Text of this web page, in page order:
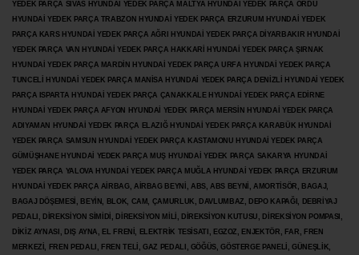
YEDEK PARÇA SİVAS HYUNDAİ YEDEK PARÇA MALTYA HYUNDAİ YEDEK PARÇA ORDU
HYUNDAİ YEDEK PARÇA TRABZON HYUNDAİ YEDEK PARÇA ERZURUM HYUNDAİ YEDEK
PARÇA KARS HYUNDAİ YEDEK PARÇA AĞRI HYUNDAİ YEDEK PARÇA DİYARBAKIR HYUNDAİ
YEDEK PARÇA VAN HYUNDAİ YEDEK PARÇA HAKKARİ HYUNDAİ YEDEK PARÇA ŞIRNAK
HYUNDAİ YEDEK PARÇA MARDİN HYUNDAİ YEDEK PARÇA URFA HYUNDAİ YEDEK PARÇA
TUNCELİ HYUNDAİ YEDEK PARÇA MANİSA HYUNDAİ YEDEK PARÇA DENİZLİ HYUNDAİ YEDEK
PARÇA ISPARTA HYUNDAİ YEDEK PARÇA ÇANAKKALE HYUNDAİ YEDEK PARÇA EDİRNE
HYUNDAİ YEDEK PARÇA AFYON HYUNDAİ YEDEK PARÇA MERSİN HYUNDAİ YEDEK PARÇA
ADIYAMAN HYUNDAİ YEDEK PARÇA ELAZIĞ HYUNDAİ YEDEK PARÇA KARABÜK HYUNDAİ
YEDEK PARÇA SAMSUN HYUNDAİ YEDEK PARÇA KASTAMONU HYUNDAİ YEDEK PARÇA
GÜMÜŞHANE HYUNDAİ YEDEK PARÇA MUŞ HYUNDAİ YEDEK PARÇA SAKARYA HYUNDAİ
YEDEK PARÇA YALOVA HYUNDAİ YEDEK PARÇA MUĞLA HYUNDAİ YEDEK PARÇA ERZURUM
HYUNDAİ YEDEK PARÇA AİRBAG, AİRBAG BEYNİ, ABS, ABS BEYNİ, AMORTİSÖR, BAGAJ,
BAGAJ DÖŞEMESİ, BEYİN, BLOK, CAM, ÇAMURLUK, DAVLUMBAZ, DEPO KAPAĞI, DEBRİYAJ
PEDALI, DİREKSİYON SİMİDİ, DİREKSİYON MİLİ, DİREKSİYON KUTUSU, DİREKSİYON POMPASI,
DİKİZ AYNASI, DIŞ AYNA, EL FRENİ, ELEKTRİK TESİSATI, EGZOZ, ENJEKTÖR,
FAR, FREN
MERKEZİ, FREN PEDALI, FREN TELİ, GAZ PEDALI, GÖĞÜS, GÖSTERGE PANELİ, GÜNEŞLİK,